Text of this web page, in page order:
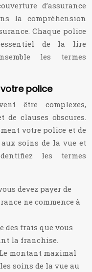
d’assurance
la compréhension
Chaque police
de la lire
les termes
police
être complexes,
de clauses obscures.
votre police et de
soins de la vue et
les termes
devez payer de
ne commence à
des frais que vous
la franchise.
montant maximal
soins de la vue au